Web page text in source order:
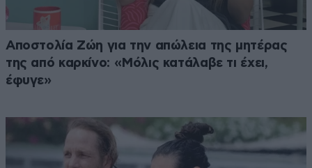
Αποστολία Ζώη για την απώλεια της μητέρας
της από καρκίνο: «Μόλις κατάλαβε τι έχει,
έφυγε»